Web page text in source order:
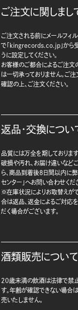
ご注文に関しまし
ご注文される前にメールフィ
で「kingrecords.co.jp」から
うに設定してください。
お客様のご都合によるご注文
は一切承っておりません。ご
確認の上、ご注文ください。
返品・交換につい
品質には万全を期しております
破損や汚れ、お届け違いなど
ら、商品到着後8日間以内に
センター」へお問い合わせくだ
※在庫状況によりお取替えが
合は返品、返金によるご対応
だく場合がございます。
酒類販売について
20歳未満の飲酒は法律で禁
す。年齢が確認できない場合
売いたしません。